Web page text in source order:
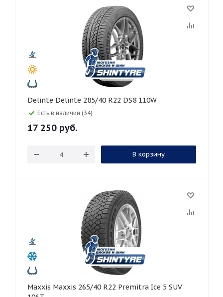
Delinte Delinte 285/40 R22 DS8 110W
Есть в наличии (34)
17 250 руб.
В корзину
Maxxis Maxxis 265/40 R22 Premitra Ice 5 SUV